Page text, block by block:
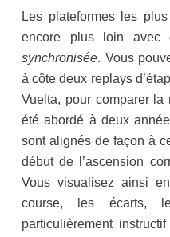
Les plateformes les
encore plus loin avec
synchronisée. Vous
à côte deux replays
Vuelta, pour comparer
été abordé à deux
sont alignés de façon à
début de l’ascension
Vous visualisez ainsi
course, les écarts,
particulièrement